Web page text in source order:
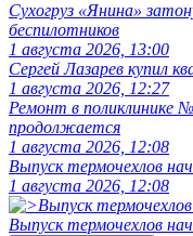
Сухогруз «Янина»
беспилотников
1 августа 2026, 13:00
Сергей Лазарев купил
1 августа 2026, 12:27
Ремонт в поликлинике
продолжается
1 августа 2026, 12:08
Выпуск термочехлов
1 августа 2026, 12:08
Выпуск термочехлов